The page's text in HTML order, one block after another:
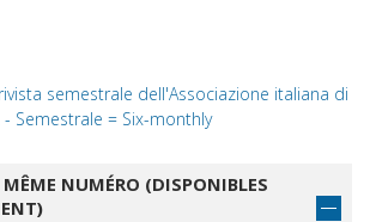
semestrale dell'Associazione italiana di
- Semestrale = Six-monthly
NUMÉRO (DISPONIBLES